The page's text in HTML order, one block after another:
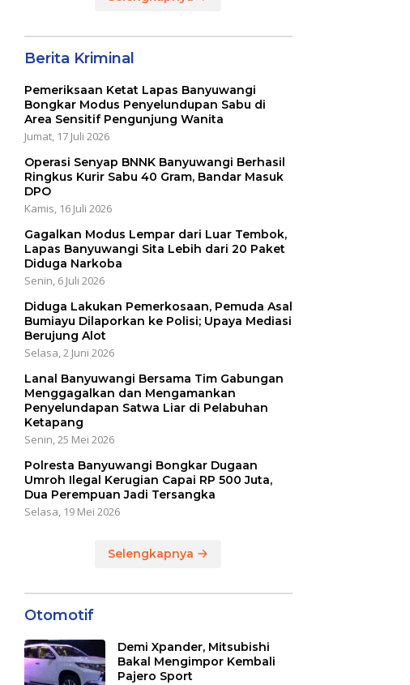
Berita Kriminal
Pemeriksaan Ketat Lapas Banyuwangi
Bongkar Modus Penyelundupan Sabu di
Area Sensitif Pengunjung Wanita
Jumat, 17 Juli 2026
Operasi Senyap BNNK Banyuwangi Berhasil
Ringkus Kurir Sabu 40 Gram, Bandar Masuk
DPO
Kamis, 16 Juli 2026
Gagalkan Modus Lempar dari Luar Tembok,
Lapas Banyuwangi Sita Lebih dari 20 Paket
Diduga Narkoba
Senin, 6 Juli 2026
Diduga Lakukan Pemerkosaan, Pemuda Asal
Bumiayu Dilaporkan ke Polisi; Upaya Mediasi
Berujung Alot
Selasa, 2 Juni 2026
Lanal Banyuwangi Bersama Tim Gabungan
Menggagalkan dan Mengamankan
Penyelundapan Satwa Liar di Pelabuhan
Ketapang
Senin, 25 Mei 2026
Polresta Banyuwangi Bongkar Dugaan
Umroh Ilegal Kerugian Capai RP 500 Juta,
Dua Perempuan Jadi Tersangka
Selasa, 19 Mei 2026
Selengkapnya
Otomotif
Demi Xpander, Mitsubishi
Bakal Mengimpor Kembali
Pajero Sport